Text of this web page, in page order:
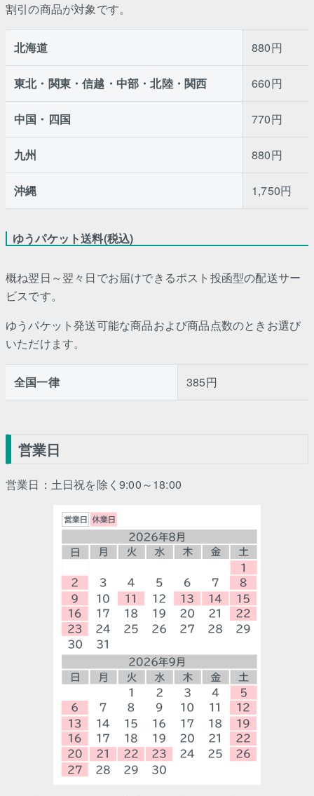
割引の商品が対象です。
北海道 880円
東北・関東・信越・中部・北陸・関西 660円
中国・四国 770円
九州 880円
沖縄 1,750円
ゆうパケット送料(税込)
概ね翌日～翌々日でお届けできるポスト投函型の配送サー
ビスです。
ゆうパケット発送可能な商品および商品点数のときお選び
いただけます。
全国一律 385円
営業日
営業日：土日祝を除く9:00～18:00